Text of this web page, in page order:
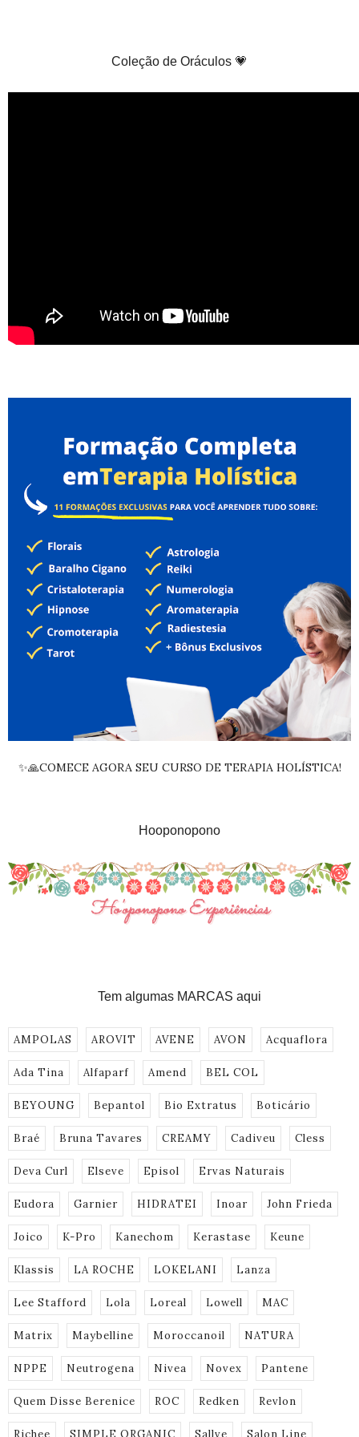
Coleção de Oráculos 💗
✨🙏COMECE AGORA SEU CURSO DE TERAPIA HOLÍSTICA!
Hooponopono
Tem algumas MARCAS aqui
AMPOLAS AROVIT AVENE AVON Acquaflora
Ada Tina Alfaparf Amend BEL COL
BEYOUNG Bepantol Bio Extratus Boticário
Braé Bruna Tavares CREAMY Cadiveu Cless
Deva Curl Elseve Episol Ervas Naturais
Eudora Garnier HIDRATEI Inoar John Frieda
Joico K-Pro Kanechom Kerastase Keune
Klassis LA ROCHE LOKELANI Lanza
Lee Stafford Lola Loreal Lowell MAC
Matrix Maybelline Moroccanoil NATURA
NPPE Neutrogena Nivea Novex Pantene
Quem Disse Berenice ROC Redken Revlon
Richee SIMPLE ORGANIC Sallve Salon Line